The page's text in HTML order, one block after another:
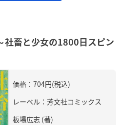
社畜と少女の1800日スピン
価格：704円(税込)
レーベル：芳文社コミックス
板場広志 (著)